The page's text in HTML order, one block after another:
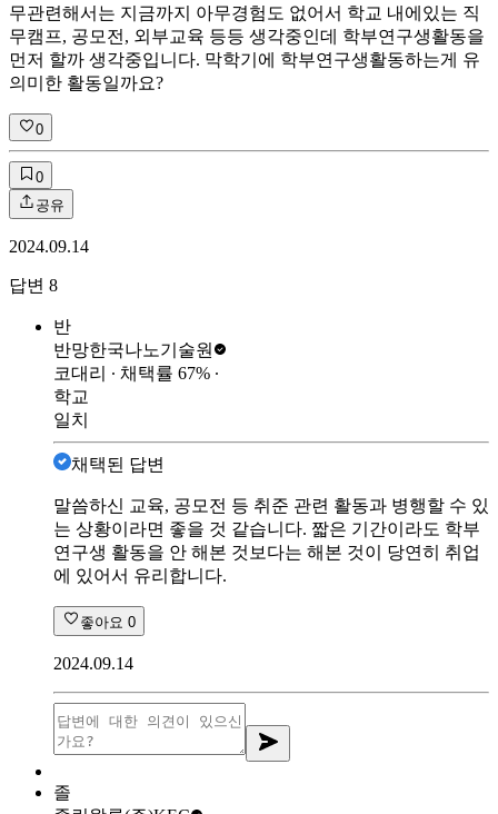
무관련해서는 지금까지 아무경험도 없어서 학교 내에있는 직
무캠프, 공모전, 외부교육 등등 생각중인데 학부연구생활동을
먼저 할까 생각중입니다. 막학기에 학부연구생활동하는게 유
의미한 활동일까요?
0
0
공유
2024.09.14
답변 8
반
반망한국나노기술원
코대리 ∙ 채택률 67% ∙
학교
일치
채택된 답변
말씀하신 교육, 공모전 등 취준 관련 활동과 병행할 수 있
는 상황이라면 좋을 것 같습니다. 짧은 기간이라도 학부
연구생 활동을 안 해본 것보다는 해본 것이 당연히 취업
에 있어서 유리합니다.
좋아요 0
2024.09.14
졸